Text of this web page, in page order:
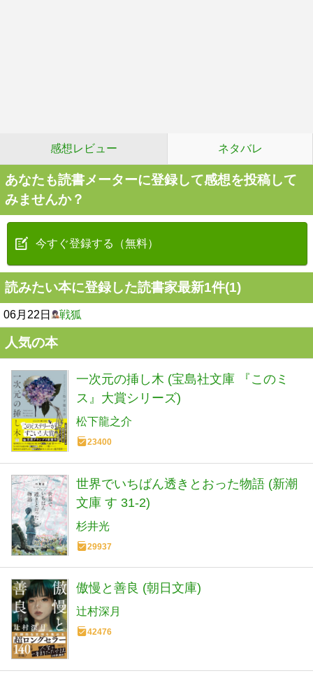
感想レビュー ネタバレ
あなたも読書メーターに登録して感想を投稿して
みませんか？
今すぐ登録する（無料）
読みたい本に登録した読書家最新1件(1)
06月22日 戦狐
人気の本
一次元の挿し木 (宝島社文庫 『このミ
ス』大賞シリーズ)
松下龍之介
23400
世界でいちばん透きとおった物語 (新潮
文庫 す 31-2)
杉井光
29937
傲慢と善良 (朝日文庫)
辻村深月
42476